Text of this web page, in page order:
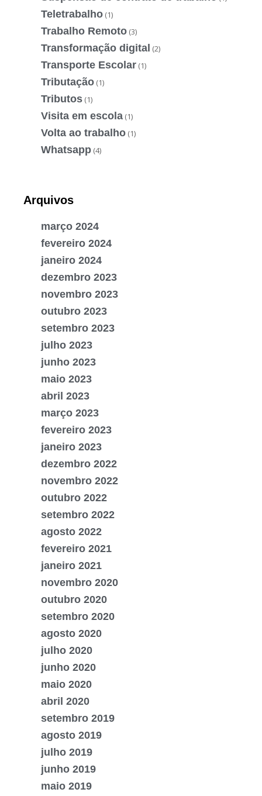
Teletrabalho (1)
Trabalho Remoto (3)
Transformação digital (2)
Transporte Escolar (1)
Tributação (1)
Tributos (1)
Visita em escola (1)
Volta ao trabalho (1)
Whatsapp (4)
Arquivos
março 2024
fevereiro 2024
janeiro 2024
dezembro 2023
novembro 2023
outubro 2023
setembro 2023
julho 2023
junho 2023
maio 2023
abril 2023
março 2023
fevereiro 2023
janeiro 2023
dezembro 2022
novembro 2022
outubro 2022
setembro 2022
agosto 2022
fevereiro 2021
janeiro 2021
novembro 2020
outubro 2020
setembro 2020
agosto 2020
julho 2020
junho 2020
maio 2020
abril 2020
setembro 2019
agosto 2019
julho 2019
junho 2019
maio 2019